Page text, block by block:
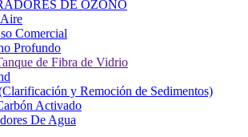
DE OZONO
Comercial
Profundo
de Fibra de Vidrio
y Remoción de Sedimentos)
Activado
De Agua